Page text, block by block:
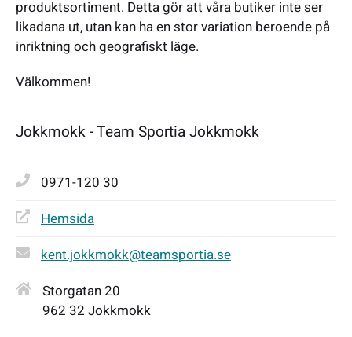
produktsortiment. Detta gör att våra butiker inte ser
likadana ut, utan kan ha en stor variation beroende på
inriktning och geografiskt läge.
Välkommen!
Jokkmokk - Team Sportia Jokkmokk
0971-120 30
Hemsida
kent.jokkmokk@teamsportia.se
Storgatan 20
962 32 Jokkmokk